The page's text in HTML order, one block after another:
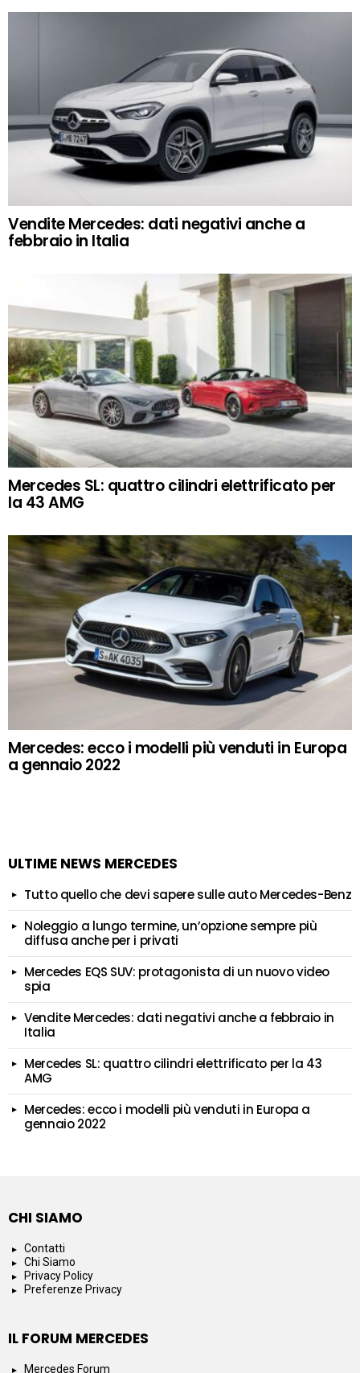
Vendite Mercedes: dati negativi anche a
febbraio in Italia
Mercedes SL: quattro cilindri elettrificato per
la 43 AMG
Mercedes: ecco i modelli più venduti in Europa
a gennaio 2022
ULTIME NEWS MERCEDES
Tutto quello che devi sapere sulle auto Mercedes-Benz
Noleggio a lungo termine, un’opzione sempre più
diffusa anche per i privati
Mercedes EQS SUV: protagonista di un nuovo video
spia
Vendite Mercedes: dati negativi anche a febbraio in
Italia
Mercedes SL: quattro cilindri elettrificato per la 43
AMG
Mercedes: ecco i modelli più venduti in Europa a
gennaio 2022
CHI SIAMO
Contatti
Chi Siamo
Privacy Policy
Preferenze Privacy
IL FORUM MERCEDES
Mercedes Forum